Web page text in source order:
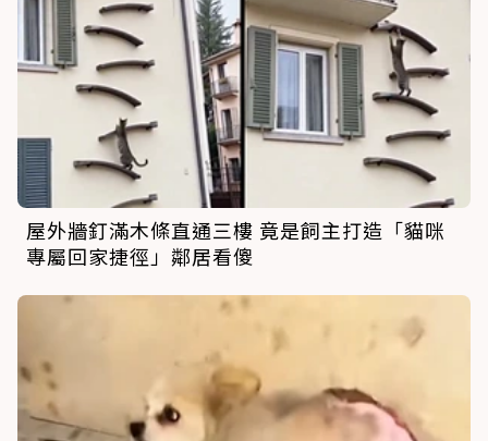
屋外牆釘滿木條直通三樓 竟是飼主打造「貓咪
專屬回家捷徑」鄰居看傻